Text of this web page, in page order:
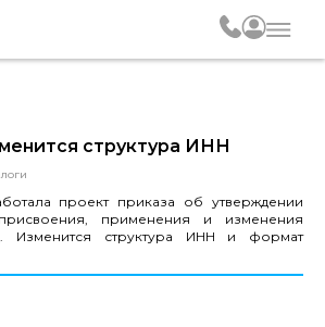
структура ИНН
проект приказа об утверждении
применения и изменения
структура ИНН и формат